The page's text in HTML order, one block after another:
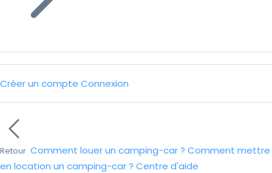
Créer un compte Connexion
Retour Comment louer un camping-car ? Comment mettre
en location un camping-car ? Centre d'aide